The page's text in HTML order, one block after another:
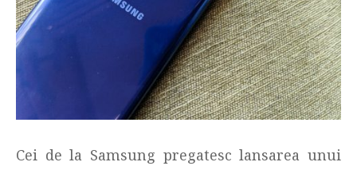
Cei de la Samsung pregatesc lansarea unui